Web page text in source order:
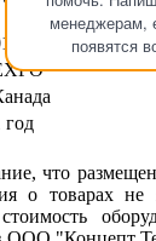
менеджерам,
появятся
00125519
год
что
о товарах не